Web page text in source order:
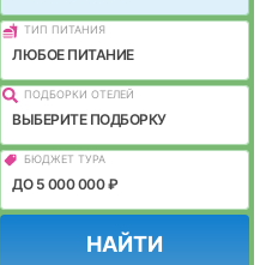
ТИП ПИТАНИЯ
ЛЮБОЕ ПИТАНИЕ
ПОДБОРКИ ОТЕЛЕЙ
ВЫБЕРИТЕ ПОДБОРКУ
БЮДЖЕТ ТУРА
ДО 5 000 000 ₽
НАЙТИ